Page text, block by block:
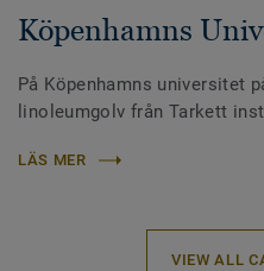
Köpenhamns
På Köpenhamns universitet
linoleumgolv från Tarkett
LÄS MER
VIEW ALL